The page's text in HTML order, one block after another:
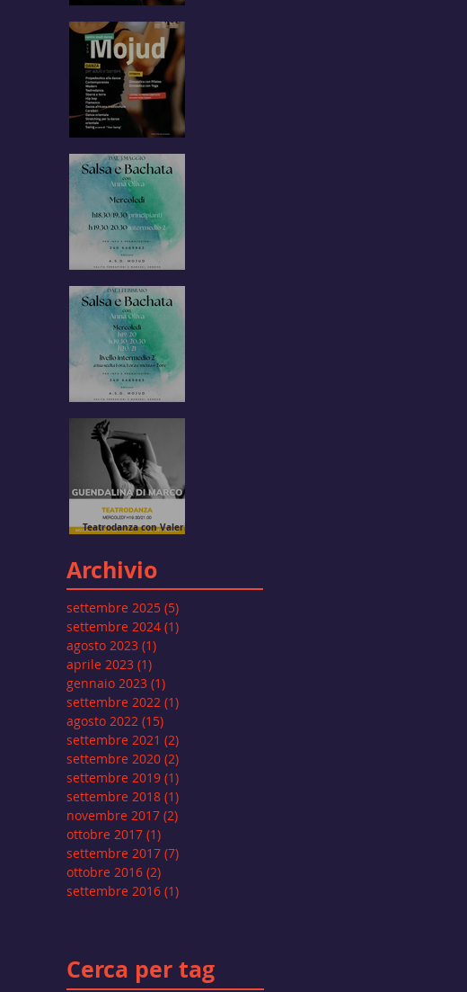
CORSI 2024/2025
Mojud 2023-2024
Oliva
Anna Oliva
Teatrodanza con Valeria
Archivio
settembre 2025 (5)
settembre 2024 (1)
agosto 2023 (1)
aprile 2023 (1)
gennaio 2023 (1)
settembre 2022 (1)
agosto 2022 (15)
settembre 2021 (2)
settembre 2020 (2)
settembre 2019 (1)
settembre 2018 (1)
novembre 2017 (2)
ottobre 2017 (1)
settembre 2017 (7)
ottobre 2016 (2)
settembre 2016 (1)
Cerca per tag